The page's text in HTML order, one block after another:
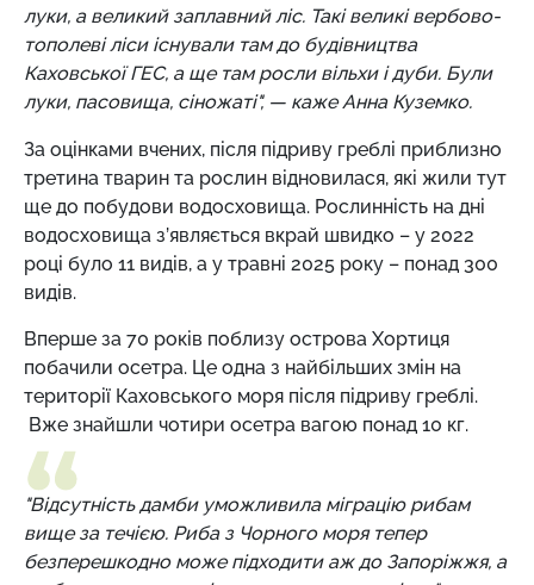
луки, а великий заплавний ліс. Такі великі вербово-
тополеві ліси існували там до будівництва
Каховської ГЕС, а ще там росли вільхи і дуби. Були
луки, пасовища, сіножаті", — каже Анна Куземко.
За оцінками вчених, після підриву греблі приблизно
третина тварин та рослин відновилася, які жили тут
ще до побудови водосховища. Рослинність на дні
водосховища з’являється вкрай швидко – у 2022
році було 11 видів, а у травні 2025 року – понад 300
видів.
Вперше за 70 років поблизу острова Хортиця
побачили осетра. Це одна з найбільших змін на
території Каховського моря після підриву греблі.
Вже знайшли чотири осетра вагою понад 10 кг.
"Відсутність дамби уможливила міграцію рибам
вище за течією. Риба з Чорного моря тепер
безперешкодно може підходити аж до Запоріжжя, а